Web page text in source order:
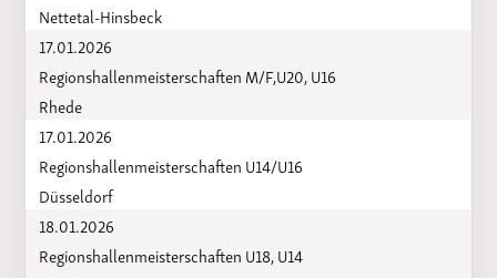
Nettetal-Hinsbeck
17.01.2026
Regionshallenmeisterschaften M/F,U20, U16
Rhede
17.01.2026
Regionshallenmeisterschaften U14/U16
Düsseldorf
18.01.2026
Regionshallenmeisterschaften U18, U14